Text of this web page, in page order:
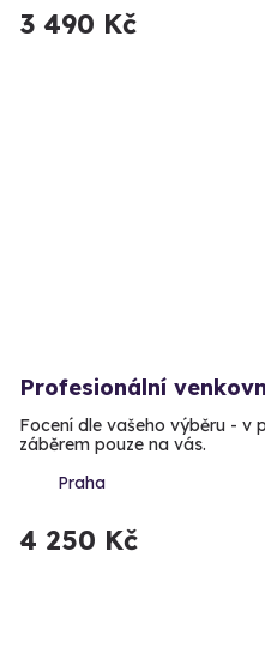
3 490 Kč
Profesionální
Focení dle vašeho výběru - v
záběrem pouze na vás.
Praha
4 250 Kč